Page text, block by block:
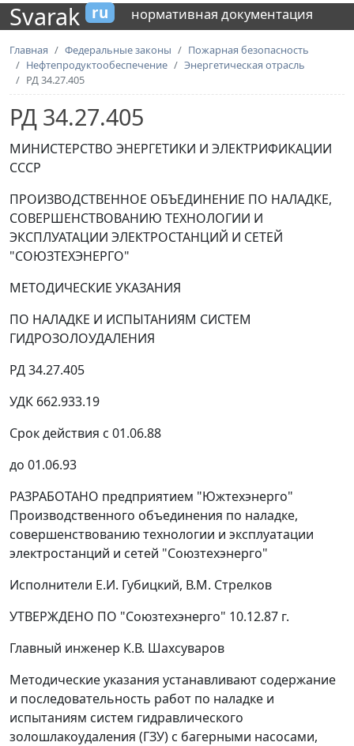
Svarak ru нормативная документация
Главная Федеральные законы
Пожарная безопасность
Нефтепродуктообеспечение
Энергетическая отрасль
РД 34.27.405
РД 34.27.405
МИНИСТЕРСТВО ЭНЕРГЕТИКИ И ЭЛЕКТРИФИКАЦИИ
СССР
ПРОИЗВОДСТВЕННОЕ ОБЪЕДИНЕНИЕ ПО НАЛАДКЕ,
СОВЕРШЕНСТВОВАНИЮ ТЕХНОЛОГИИ И
ЭКСПЛУАТАЦИИ ЭЛЕКТРОСТАНЦИЙ И СЕТЕЙ
"СОЮЗТЕХЭНЕРГО"
МЕТОДИЧЕСКИЕ УКАЗАНИЯ
ПО НАЛАДКЕ И ИСПЫТАНИЯМ СИСТЕМ
ГИДРОЗОЛОУДАЛЕНИЯ
РД 34.27.405
УДК 662.933.19
Срок действия с 01.06.88
до 01.06.93
РАЗРАБОТАНО предприятием "Южтехэнерго"
Производственного объединения по наладке,
совершенствованию технологии и эксплуатации
электростанций и сетей "Союзтехэнерго"
Исполнители Е.И. Губицкий, В.М. Стрелков
УТВЕРЖДЕНО ПО "Союзтехэнерго" 10.12.87 г.
Главный инженер К.В. Шахсуваров
Методические указания устанавливают содержание
и последовательность работ по наладке и
испытаниям систем гидравлического
золошлакоудаления (ГЗУ) с багерными насосами,